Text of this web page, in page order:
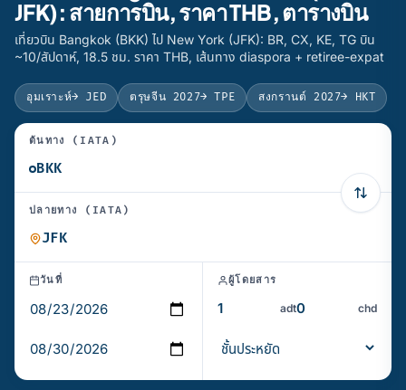
JFK): สายการบิน, ราคา THB, ตารางบิน
เที่ยวบิน Bangkok (BKK) ไป New York (JFK): BR, CX, KE, TG บิน
~10/สัปดาห์, 18.5 ชม. ราคา THB, เส้นทาง diaspora + retiree-expat
อุมเราะห์→ JED ตรุษจีน 2027→ TPE สงกรานต์ 2027→ HKT
ต้นทาง (IATA)
ปลายทาง (IATA)
วันที่ ผู้โดยสาร
adt chd